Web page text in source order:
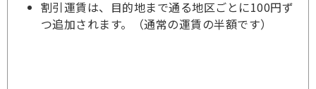
割引運賃は、目的地まで通る地区ごとに100円ず
つ追加されます。（通常の運賃の半額です）